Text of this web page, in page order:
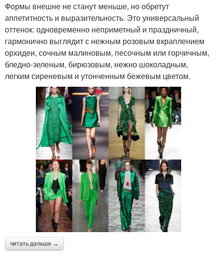
Формы внешне не станут меньше, но обретут
аппетитность и выразительность. Это универсальный
оттенок: одновременно неприметный и праздничный,
гармонично выглядит с нежным розовым вкраплением
орхидеи, сочным малиновым, песочным или горчичным,
бледно-зеленым, бирюзовым, нежно шоколадным,
легким сиреневым и утонченным бежевым цветом.
читать дальше →